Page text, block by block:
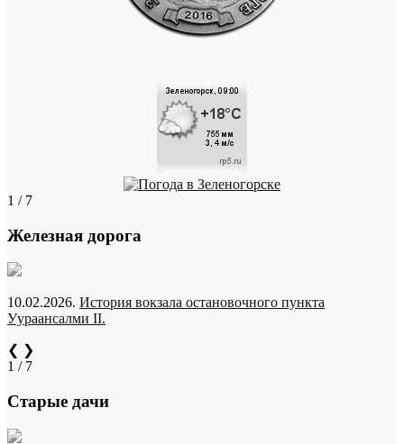
1 / 7
Железная дорога
10.02.2026. История вокзала остановочного пункта
Уураансалми II.
❮ ❯
1 / 7
Старые дачи